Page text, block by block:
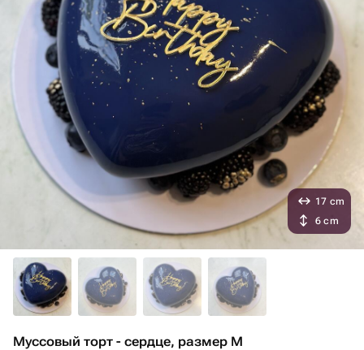
Муссовый торт - сердце, размер М
17 cm
6 cm